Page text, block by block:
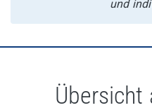
und
Übersicht